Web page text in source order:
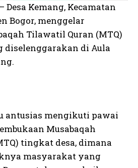
Desa Kemang, Kecamatan
Bogor, menggelar
Tilawatil Quran (MTQ)
diselenggarakan di Aula
antusias mengikuti pawai
Musabaqah
tingkat desa, dimana
masyarakat yang